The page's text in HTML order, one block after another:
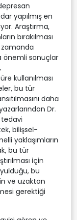
yapılmış en
Araştırma,
bırakılması
zamanda
önemli sonuçlar
kullanılması
bu tür
daha
Dr.
bilişsel-
yaklaşımların
bu tür
için
bu
ve uzaktan
gerektiği